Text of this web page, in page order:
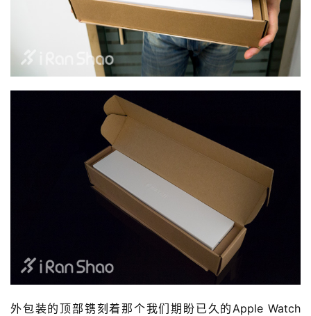
外包装的顶部镌刻着那个我们期盼已久的Apple Watch